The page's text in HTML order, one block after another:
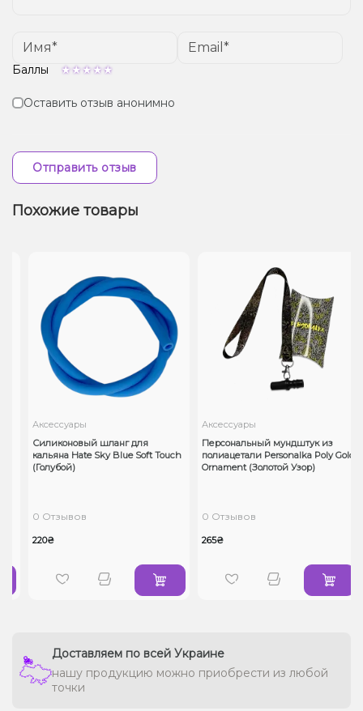
Баллы
Оставить отзыв анонимно
Отправить отзыв
Похожие товары
Аксессуары
Силиконовый шланг для
кальяна Hate Sky Blue Soft Touch
(Голубой)
0 Отзывов
220₴
Аксессуары
Персональный мундштук из
полиацетали Personalka Poly Gold
Ornament (Золотой Узор)
0 Отзывов
265₴
Доставляем по всей Украине
нашу продукцию можно приобрести из любой
точки